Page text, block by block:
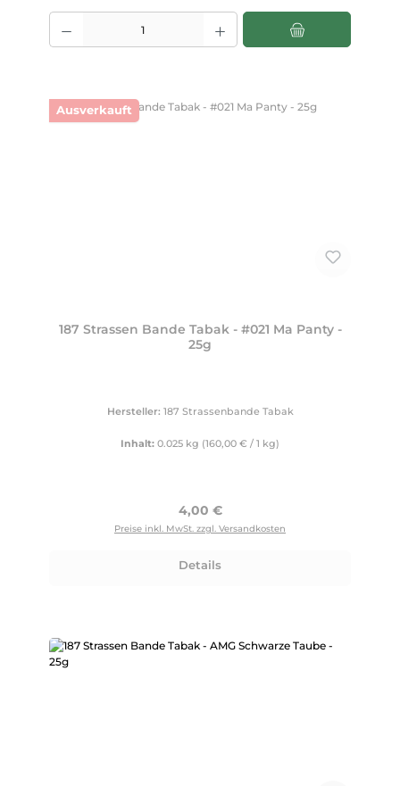
Produkt Anzahl: Gib den gewünschten Wert ein oder benutze die
Ausverkauft
187 Strassen Bande Tabak - #021 Ma Panty -
25g
Hersteller: 187 Strassenbande Tabak
Inhalt: 0.025 kg (160,00 € / 1 kg)
Regulärer Preis:
4,00 €
Preise inkl. MwSt. zzgl. Versandkosten
Details